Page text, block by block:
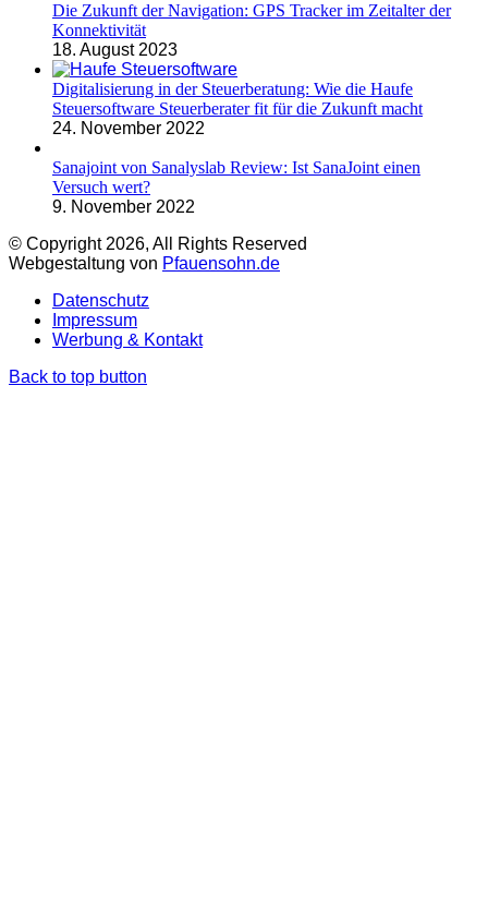
Die Zukunft der Navigation: GPS Tracker im Zeitalter der
Konnektivität
18. August 2023
Digitalisierung in der Steuerberatung: Wie die Haufe
Steuersoftware Steuerberater fit für die Zukunft macht
24. November 2022
Sanajoint von Sanalyslab Review: Ist SanaJoint einen
Versuch wert?
9. November 2022
© Copyright 2026, All Rights Reserved
Webgestaltung von Pfauensohn.de
Datenschutz
Impressum
Werbung & Kontakt
Back to top button